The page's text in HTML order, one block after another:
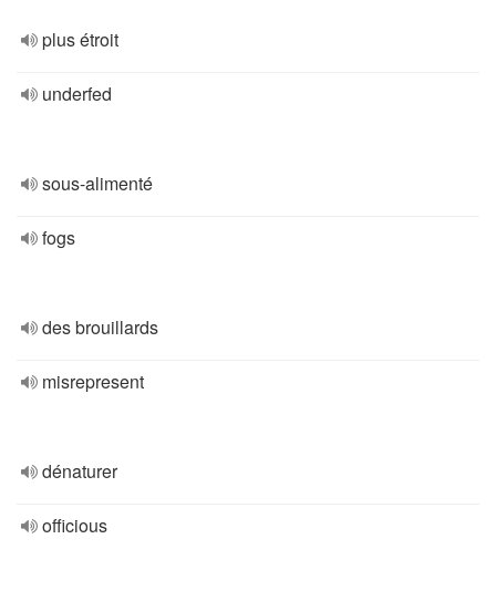
plus étroit
underfed
sous-alimenté
fogs
des brouillards
misrepresent
dénaturer
officious